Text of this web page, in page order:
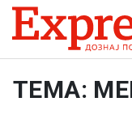
Skip to content
ТЕМА: